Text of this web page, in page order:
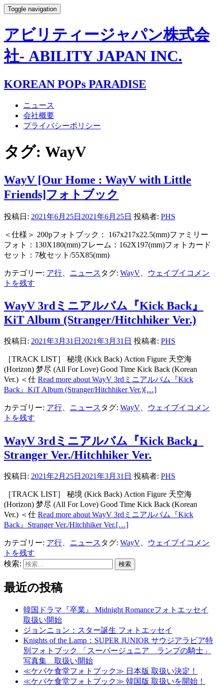
Toggle navigation
アビリティージャパン株式会
社- ABILITY JAPAN INC.
KOREAN POPs PARADISE
ニュース
会社概要
プライバシーポリシー
タグ: WayV
WayV [Our Home : WayV with Little
Friends]フォトブック
投稿日: 2021年6月25日 2021年6月25日 投稿者: PHS
＜仕様＞ 200pフォトブック： 167x217x22.5(mm)ファミリー
フォト：130X180(mm)フレーム：162X197(mm)フォトカード
セット：7枚セット/55X85(mm)
カテゴリー: ア行 ニュース タグ: WayV ウェイブイ コメン
トを残す
WayV 3rdミニアルバム『Kick Back』
KiT Album (Stranger/Hitchhiker Ver.)
投稿日: 2021年3月31日 2021年3月31日 投稿者: PHS
［TRACK LIST］ 秘境 (Kick Back) Action Figure 天空海
(Horizon) 梦尽 (All For Love) Good Time Kick Back (Korean
Ver.) ＜仕 Read more about WayV 3rdミニアルバム『Kick
Back』KiT Album (Stranger/Hitchhiker Ver.)[…]
カテゴリー: ア行 ニュース タグ: WayV ウェイブイ コメン
トを残す
WayV 3rdミニアルバム『Kick Back』
Stranger Ver./Hitchhiker Ver.
投稿日: 2021年2月25日 2021年3月31日 投稿者: PHS
［TRACK LIST］ 秘境 (Kick Back) Action Figure 天空海
(Horizon) 梦尽 (All For Love) Good Time Kick Back (Korean
Ver.) ＜仕 Read more about WayV 3rdミニアルバム『Kick
Back』Stranger Ver./Hitchhiker Ver.[…]
カテゴリー: ア行 ニュース タグ: WayV ウェイブイ コメン
トを残す
検索:
最近の投稿
韓国ドラマ『卒業』 Midnight Romanceフォトエッセイ
取扱い開始
ジョンニョン：スター誕生 フォトエッセイ
Knights of the Lamp：SUPER JUNIOR サウジアラビア特
別フォトブック 「スーパージュニア ランプの騎士」
写真集 取扱い開始
≪ケバケ食堂フォトブック≫ 日本版 取扱い決定！
≪ケバケ食堂フォトブック≫ 韓国版 取扱いを開始！